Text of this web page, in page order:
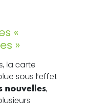
«
»
la carte
sous l’effet
nouvelles,